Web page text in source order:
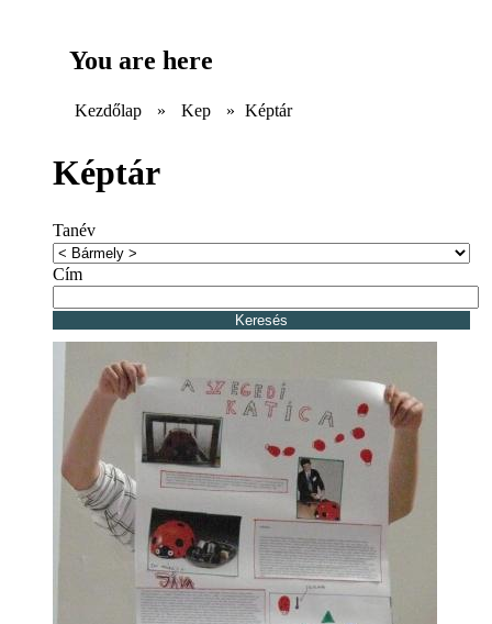
You are here
Kezdőlap » Kep » Képtár
Képtár
Tanév
Cím